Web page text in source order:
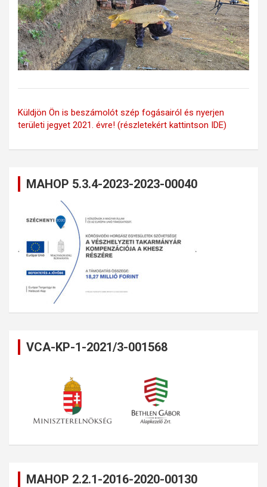
Küldjön Ön is beszámolót szép fogásairól és nyerjen
területi jegyet 2021. évre! (részletekért kattintson IDE)
MAHOP 5.3.4-2023-2023-00040
VCA-KP-1-2021/3-001568
MAHOP 2.2.1-2016-2020-00130